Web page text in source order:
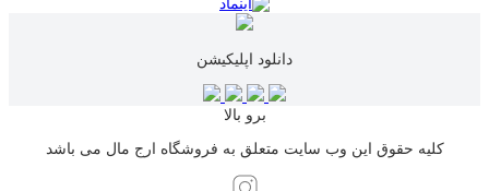
دانلود اپلیکیشن
برو بالا
کلیه حقوق این وب سایت متعلق به فروشگاه ارج مال می باشد